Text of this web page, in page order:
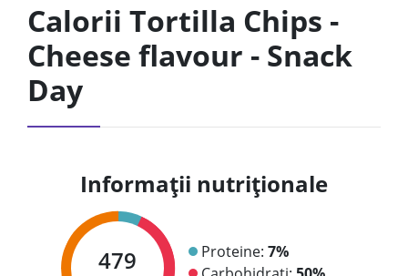
Calorii Tortilla Chips -
Cheese flavour - Snack
Day
Informații nutriționale
479 Proteine: 7%